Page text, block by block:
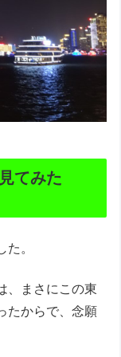
てみた
た。
、まさにこの東
たからで、念願